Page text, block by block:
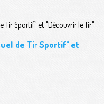
de Tir Sportif" et